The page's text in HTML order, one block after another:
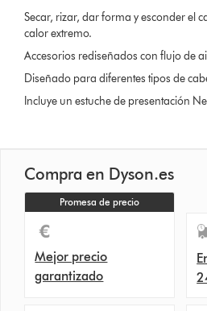
Secar, rizar, dar forma y esconder el
calor extremo.
Accesorios rediseñados con flujo de
Diseñado para diferentes tipos de
Incluye un estuche de presentación
Compra en Dyson.es
Promesa de precio
Mejor precio
garantizado